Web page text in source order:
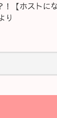
！【ホストに
り